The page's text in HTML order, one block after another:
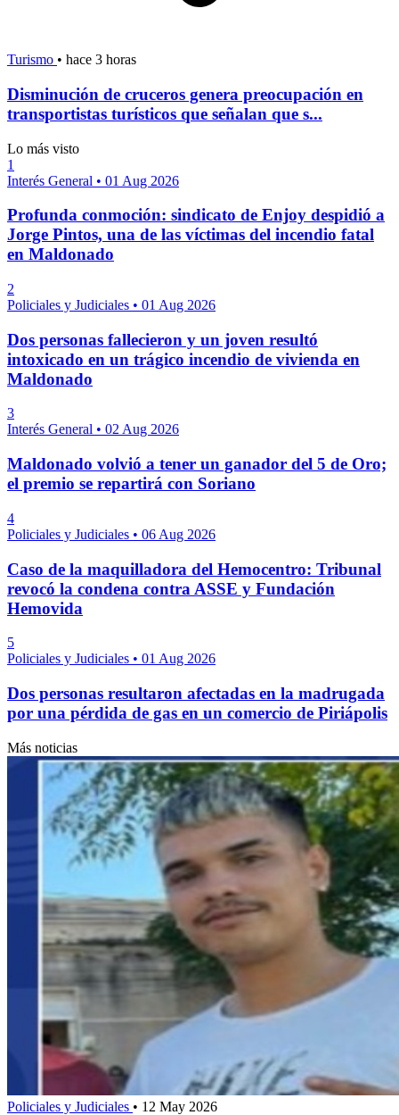
Turismo • hace 3 horas
Disminución de cruceros genera preocupación en
transportistas turísticos que señalan que s...
Lo más visto
1
Interés General • 01 Aug 2026
Profunda conmoción: sindicato de Enjoy despidió a
Jorge Pintos, una de las víctimas del incendio fatal
en Maldonado
2
Policiales y Judiciales • 01 Aug 2026
Dos personas fallecieron y un joven resultó
intoxicado en un trágico incendio de vivienda en
Maldonado
3
Interés General • 02 Aug 2026
Maldonado volvió a tener un ganador del 5 de Oro;
el premio se repartirá con Soriano
4
Policiales y Judiciales • 06 Aug 2026
Caso de la maquilladora del Hemocentro: Tribunal
revocó la condena contra ASSE y Fundación
Hemovida
5
Policiales y Judiciales • 01 Aug 2026
Dos personas resultaron afectadas en la madrugada
por una pérdida de gas en un comercio de Piriápolis
Más noticias
Policiales y Judiciales • 12 May 2026